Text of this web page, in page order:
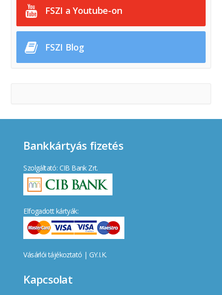
FSZI a Youtube-on
FSZI Blog
Bankkártyás fizetés
Szolgáltató: CIB Bank Zrt.
Elfogadott kártyák:
Vásárlói tájékoztató | GY.I.K.
Kapcsolat